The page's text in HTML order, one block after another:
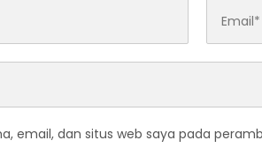
email, dan situs web saya pada